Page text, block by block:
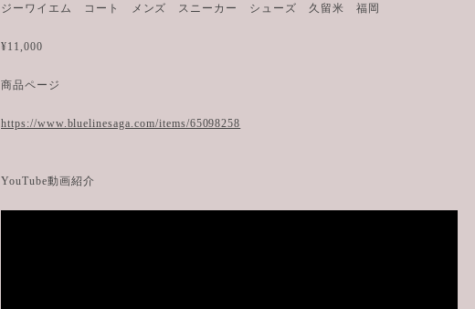
ジーワイエム コート メンズ スニーカー シューズ 久留米 福岡
¥11,000
商品ページ
https://www.bluelinesaga.com/items/65098258
YouTube動画紹介